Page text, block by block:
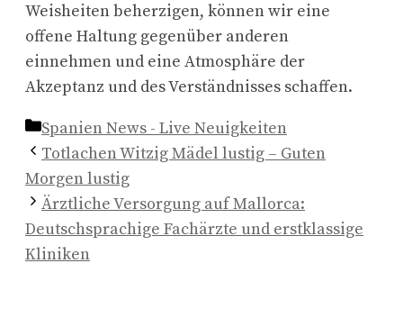
Weisheiten beherzigen, können wir eine
offene Haltung gegenüber anderen
einnehmen und eine Atmosphäre der
Akzeptanz und des Verständnisses schaffen.
Kategorien
Spanien News - Live Neuigkeiten
Totlachen Witzig Mädel lustig – Guten
Morgen lustig
Ärztliche Versorgung auf Mallorca:
Deutschsprachige Fachärzte und erstklassige
Kliniken